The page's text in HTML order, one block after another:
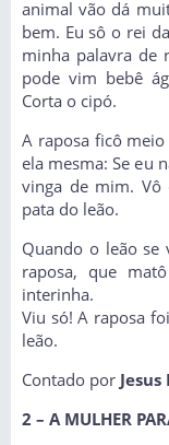
animal vão dá
bem. Eu sô o rei
minha palavra de
pode vim bebê
Corta o cipó.
A raposa ficô
ela mesma: Se eu
vinga de mim. Vô
pata do leão.
Quando o leão
raposa, que
interinha.
Viu só! A raposa
leão.
Contado por
2 – A MULHER